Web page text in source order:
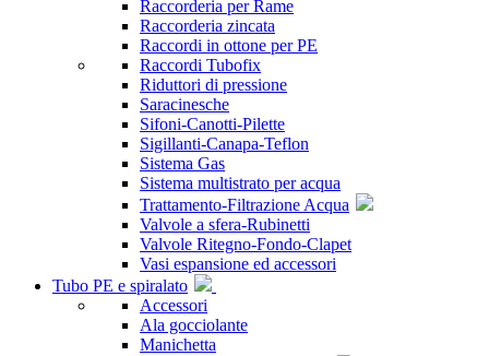
Raccorderia per Rame
Raccorderia zincata
Raccordi in ottone per PE
Raccordi Tubofix
Riduttori di pressione
Saracinesche
Sifoni-Canotti-Pilette
Sigillanti-Canapa-Teflon
Sistema Gas
Sistema multistrato per acqua
Trattamento-Filtrazione Acqua
Valvole a sfera-Rubinetti
Valvole Ritegno-Fondo-Clapet
Vasi espansione ed accessori
Tubo PE e spiralato
Accessori
Ala gocciolante
Manichetta